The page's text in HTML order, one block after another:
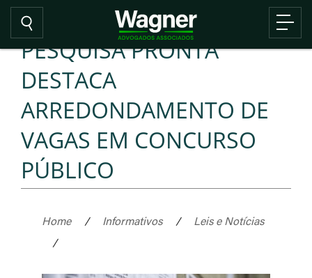
PESQUISA PRONTA
DESTACA
ARREDONDAMENTO DE
VAGAS EM CONCURSO
PÚBLICO
Home / Informativos /
Leis e Notícias
/